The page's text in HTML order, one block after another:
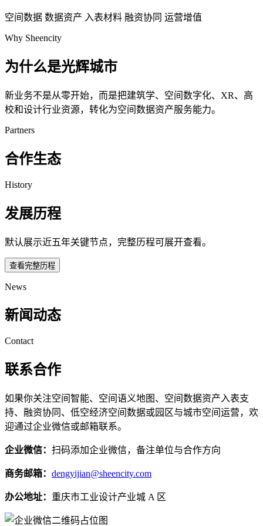
空间数据 数据资产 入表材料 融资协同 运营增值
Why Sheencity
为什么是光辉城市
新业务不是从零开始，而是把建筑学、空间数字化、XR、高
校和设计行业资源，转化为空间数据资产服务能力。
Partners
合作生态
History
发展历程
默认展示近五年关键节点，完整历程可展开查看。
查看完整历程
News
新闻动态
Contact
联系合作
如果你关注空间智能、空间语义地图、空间数据资产入表支
持、融资协同、低空经济空间数据或园区与城市空间运营，欢
迎通过企业微信或邮箱联系。
企业微信： 扫码添加企业微信，备注单位与合作方向
商务邮箱： dengyijian@sheencity.com
办公地址： 重庆市工业设计产业城 A 区